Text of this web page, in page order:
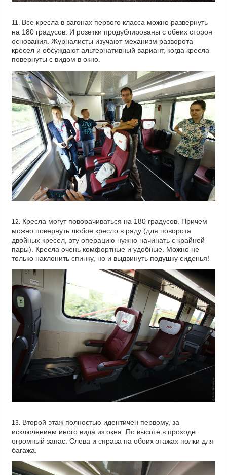
11. Все кресла в вагонах первого класса можно развернуть
на 180 градусов. И розетки продублированы с обеих сторон
основания. Журналисты изучают механизм разворота
кресел и обсуждают альтернативный вариант, когда кресла
повернуты с видом в окно.
12. Кресла могут поворачиваться на 180 градусов. Причем
можно повернуть любое кресло в ряду (для поворота
двойных кресел, эту операцию нужно начинать с крайней
пары). Кресла очень комфортные и удобные. Можно не
только наклонить спинку, но и выдвинуть подушку сиденья!
13.
Второй этаж полностью идентичен первому, за
исключением иного вида из окна. По высоте в проходе
огромный запас. Слева и справа на обоих этажах полки для
багажа.